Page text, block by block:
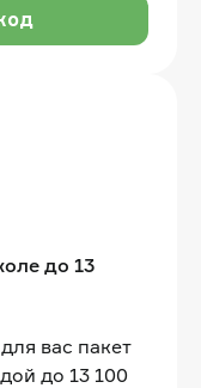
до 13
вас пакет
до 13 100